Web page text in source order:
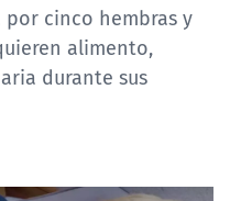
por cinco hembras y
alimento,
durante sus